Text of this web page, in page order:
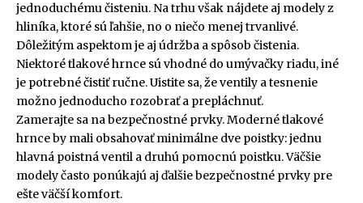
jednoduchému čisteniu. Na trhu však nájdete aj modely z
hliníka, ktoré sú ľahšie, no o niečo menej trvanlivé.
Dôležitým aspektom je aj údržba a spôsob čistenia.
Niektoré tlakové hrnce sú vhodné do umývačky riadu, iné
je potrebné čistiť ručne. Uistite sa, že ventily a tesnenie
možno jednoducho rozobrať a prepláchnuť.
Zamerajte sa na bezpečnostné prvky. Moderné tlakové
hrnce by mali obsahovať minimálne dve poistky: jednu
hlavná poistná ventil a druhú pomocnú poistku. Väčšie
modely často ponúkajú aj ďalšie bezpečnostné prvky pre
ešte väčší komfort.